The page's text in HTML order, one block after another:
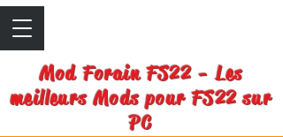
Mod Forain FS22 - Les
meilleurs Mods pour FS22 sur
PC